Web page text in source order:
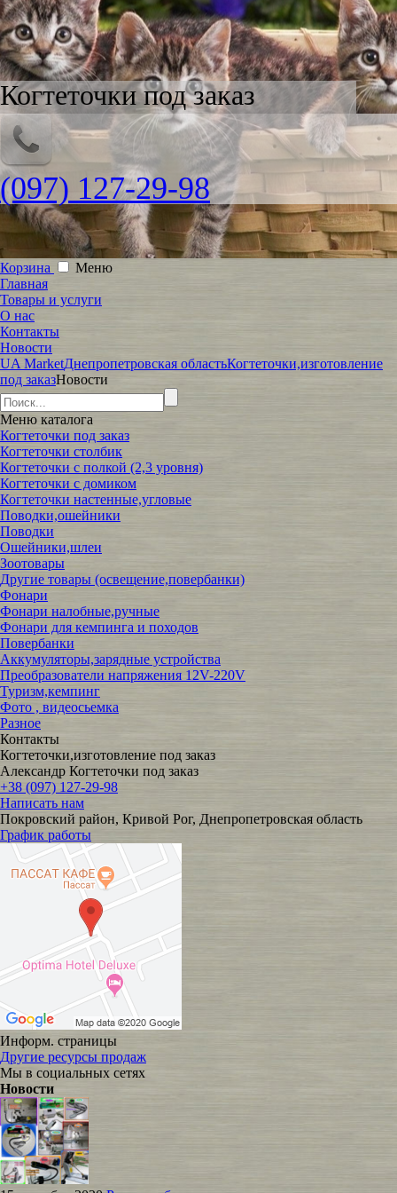
Когтеточки под заказ
(097) 127-29-98
Корзина
Меню
Главная
Товары и услуги
О нас
Контакты
Новости
UA MarketДнепропетровская областьКогтеточки,изготовление
под заказНовости
Меню каталога
Когтеточки под заказ
Когтеточки столбик
Когтеточки с полкой (2,3 уровня)
Когтеточки с домиком
Когтеточки настенные,угловые
Поводки,ошейники
Поводки
Ошейники,шлеи
Зоотовары
Другие товары (освещение,повербанки)
Фонари
Фонари налобные,ручные
Фонари для кемпинга и походов
Повербанки
Аккумуляторы,зарядные устройства
Преобразователи напряжения 12V-220V
Туризм,кемпинг
Фото , видеосьемка
Разное
Контакты
Когтеточки,изготовление под заказ
Александр Когтеточки под заказ
+38 (097) 127-29-98
Написать нам
Покровский район, Кривой Рог, Днепропетровская область
График работы
Информ. страницы
Другие ресурсы продаж
Мы в социальных сетях
Новости